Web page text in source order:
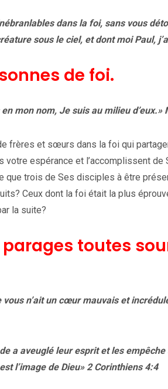
dans la foi, sans vous
sous le ciel, et dont moi Paul,
de foi.
mon nom, Je suis au milieu d’eux.»
frères et sœurs dans la foi qui
votre espérance et l’accomplissent
que trois de Ses disciples à être
Ceux dont la foi était la plus
la suite?
toutes
n’ait un cœur mauvais et
a aveuglé leur esprit et les
l’image de Dieu» 2 Corinthiens 4:4